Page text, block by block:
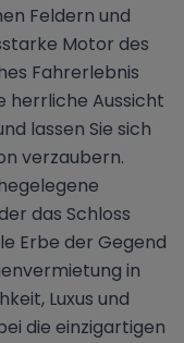
Feldern und
Motor des
Fahrerlebnis
herrliche Aussicht
lassen Sie sich
verzaubern.
das Schloss
Erbe der Gegend
in
Luxus und
die einzigartigen